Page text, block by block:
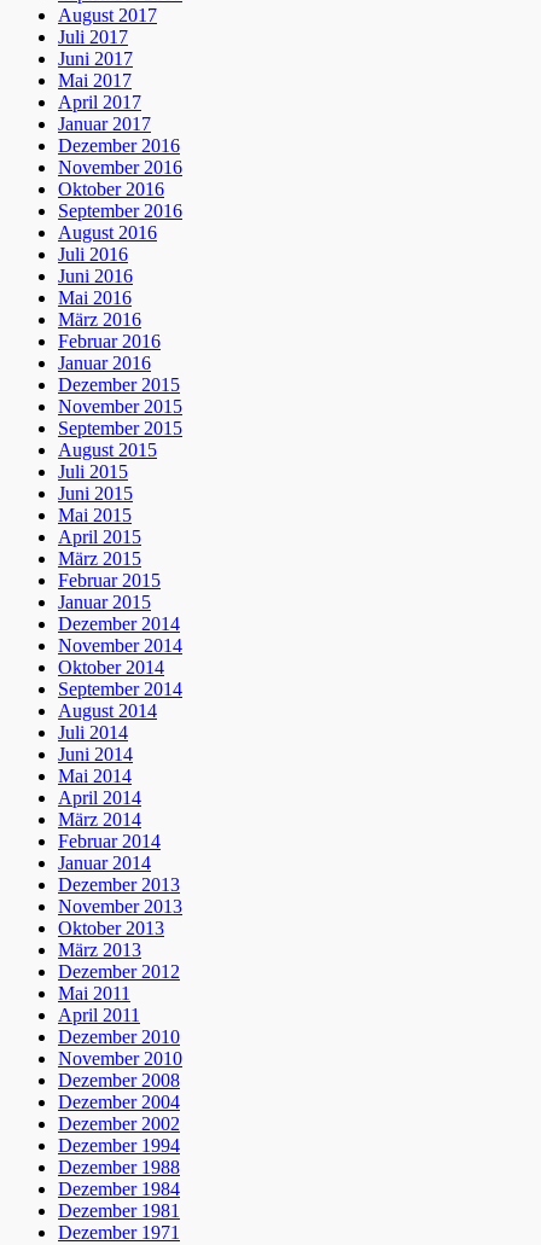
August 2017
Juli 2017
Juni 2017
Mai 2017
April 2017
Januar 2017
Dezember 2016
November 2016
Oktober 2016
September 2016
August 2016
Juli 2016
Juni 2016
Mai 2016
März 2016
Februar 2016
Januar 2016
Dezember 2015
November 2015
September 2015
August 2015
Juli 2015
Juni 2015
Mai 2015
April 2015
März 2015
Februar 2015
Januar 2015
Dezember 2014
November 2014
Oktober 2014
September 2014
August 2014
Juli 2014
Juni 2014
Mai 2014
April 2014
März 2014
Februar 2014
Januar 2014
Dezember 2013
November 2013
Oktober 2013
März 2013
Dezember 2012
Mai 2011
April 2011
Dezember 2010
November 2010
Dezember 2008
Dezember 2004
Dezember 2002
Dezember 1994
Dezember 1988
Dezember 1984
Dezember 1981
Dezember 1971